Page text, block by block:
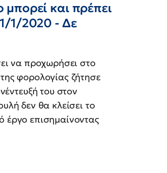
και πρέπει
1/2020 - Δε
να προχωρήσει στο
φορολογίας ζήτησε
του στον
δεν θα κλείσει το
έργο επισημαίνοντας